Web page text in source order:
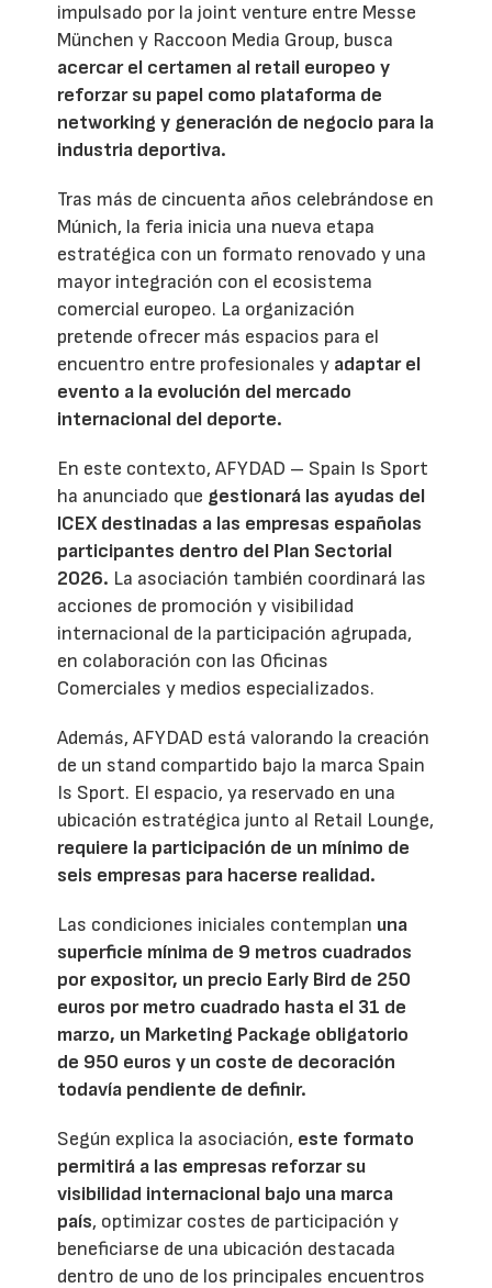
impulsado por la joint venture entre Messe
München y Raccoon Media Group, busca
acercar el certamen al retail europeo y
reforzar su papel como plataforma de
networking y generación de negocio para la
industria deportiva.
Tras más de cincuenta años celebrándose en
Múnich, la feria inicia una nueva etapa
estratégica con un formato renovado y una
mayor integración con el ecosistema
comercial europeo. La organización
pretende ofrecer más espacios para el
encuentro entre profesionales y adaptar el
evento a la evolución del mercado
internacional del deporte.
En este contexto, AFYDAD – Spain Is Sport
ha anunciado que gestionará las ayudas del
ICEX destinadas a las empresas españolas
participantes dentro del Plan Sectorial
2026. La asociación también coordinará las
acciones de promoción y visibilidad
internacional de la participación agrupada,
en colaboración con las Oficinas
Comerciales y medios especializados.
Además, AFYDAD está valorando la creación
de un stand compartido bajo la marca Spain
Is Sport. El espacio, ya reservado en una
ubicación estratégica junto al Retail Lounge,
requiere la participación de un mínimo de
seis empresas para hacerse realidad.
Las condiciones iniciales contemplan una
superficie mínima de 9 metros cuadrados
por expositor, un precio Early Bird de 250
euros por metro cuadrado hasta el 31 de
marzo, un Marketing Package obligatorio
de 950 euros y un coste de decoración
todavía pendiente de definir.
Según explica la asociación, este formato
permitirá a las empresas reforzar su
visibilidad internacional bajo una marca
país, optimizar costes de participación y
beneficiarse de una ubicación destacada
dentro de uno de los principales encuentros